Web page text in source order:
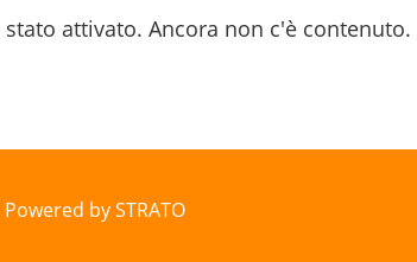
attivato. Ancora non c'è contenuto.
Powered by STRATO